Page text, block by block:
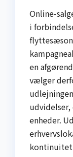
Online-
i
en
vælger
enheder.
kontinuitet